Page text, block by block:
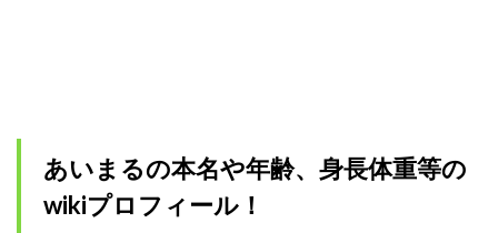
あいまるの本名や年齢、身長体重等の
wikiプロフィール！